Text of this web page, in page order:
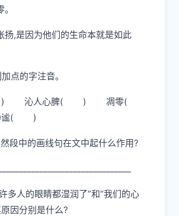
扬,是因为他们的生命本就是如此
点的字注音。
沁人心脾( ) 凋零(
( )
段中的画线句在文中起什么作用?
多人的眼睛都湿润了”和“我们的心
因分别是什么?